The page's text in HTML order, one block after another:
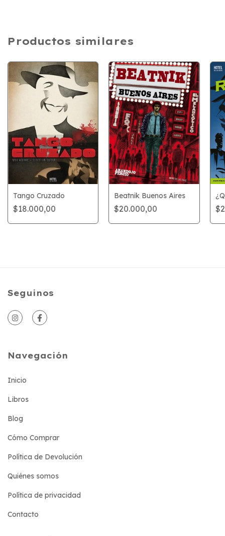
Productos similares
Tango Cruzado
$18.000,00
Beatnik Buenos Aires
$20.000,00
Seguinos
Navegación
Inicio
Libros
Blog
Cómo Comprar
Política de Devolución
Quiénes somos
Política de privacidad
Contacto